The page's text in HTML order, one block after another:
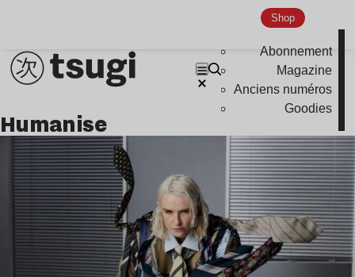
Shop
Abonnement
Magazine
Anciens numéros
Goodies
humanise